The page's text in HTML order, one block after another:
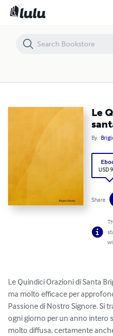
Le
By
USD
Share
Le Quindici Orazioni di Santa
ma molto efficace per
Passione di Nostro Signore. Si
ogni giorno per un anno intero
molto diffusa, certamente
Le Quindici orazioni di santa Brigida